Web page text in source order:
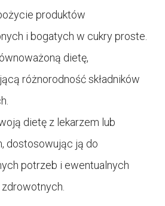
produktów
i bogatych w cukry proste.
dietę,
różnorodność składników
dietę z lekarzem lub
dostosowując ją do
potrzeb i ewentualnych